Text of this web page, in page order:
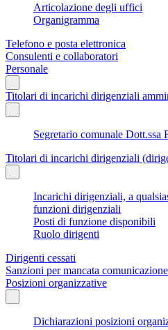
Articolazione degli uffici
Organigramma
Telefono e posta elettronica
Consulenti e collaboratori
Personale
Titolari di incarichi dirigenziali
Segretario comunale Dott.ssa
Titolari di incarichi dirigenziali
Incarichi dirigenziali, a
funzioni dirigenziali
Posti di funzione disponibili
Ruolo dirigenti
Dirigenti cessati
Sanzioni per mancata
Posizioni organizzative
Dichiarazioni posizioni